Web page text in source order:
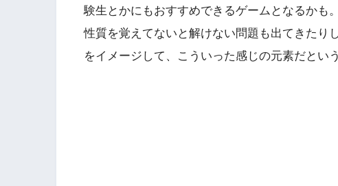
験生とかにもおすすめできるゲームとなるかも
性質を覚えてないと解けない問題も出てきたり
をイメージして、こういった感じの元素だとい